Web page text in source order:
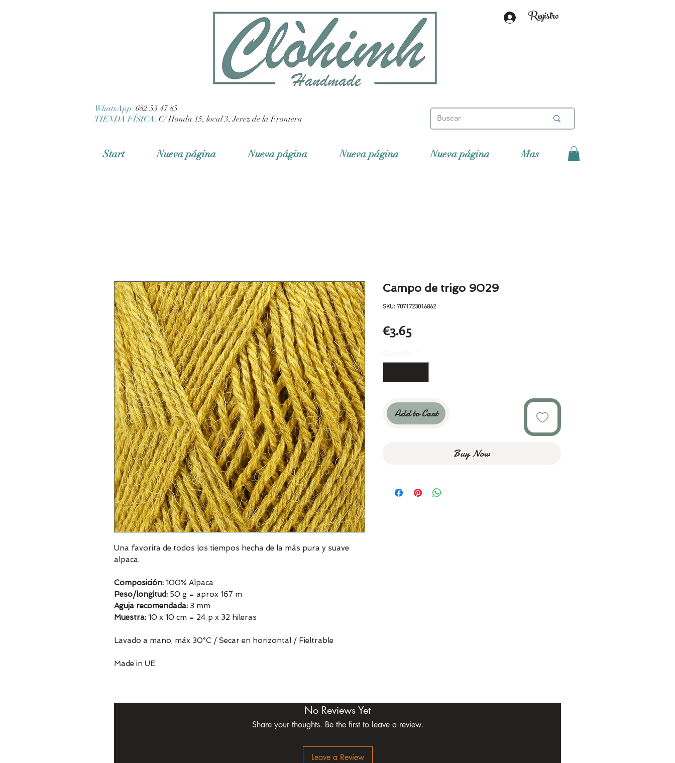
Registro
WhatsApp: 682 53 47 85
TIENDA FÍSICA: C/ Honda 15, local 3, Jerez de la Frontera
Start Nueva página Nueva página Nueva página Nueva página Mas
Una favorita de todos los tiempos hecha de la más pura y suave
alpaca.
Composición: 100% Alpaca
Peso/longitud: 50 g = aprox 167 m
Aguja recomendada: 3 mm
Muestra: 10 x 10 cm = 24 p x 32 hileras
Lavado a mano, máx 30°C / Secar en horizontal / Fieltrable
Made in UE
Campo de trigo 9029
SKU: 7071723016862
€3.65Price
Add to Cart
Buy Now
No Reviews Yet
Share your thoughts. Be the first to leave a review.
Leave a Review